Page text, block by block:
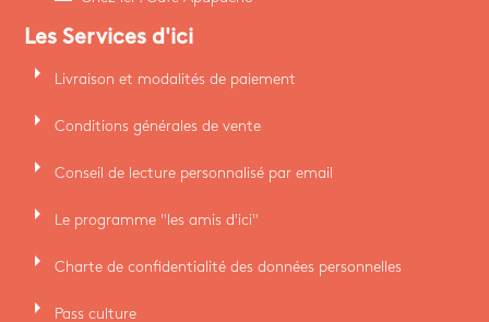
Les Services d'ici
arrow_right Livraison et modalités de paiement
arrow_right Conditions générales de vente
arrow_right Conseil de lecture personnalisé par email
arrow_right Le programme "les amis d'ici"
arrow_right Charte de confidentialité des données personnelles
arrow_right Pass culture